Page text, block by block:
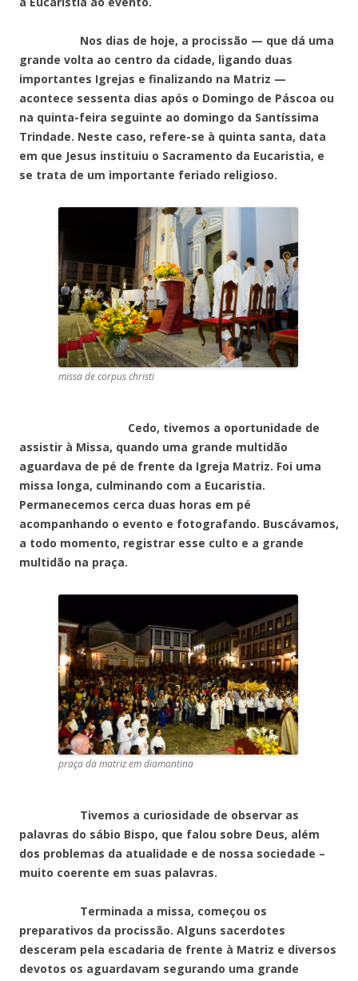
Nos dias de hoje, a procissão — que dá uma
grande volta ao centro da cidade, ligando duas
importantes Igrejas e finalizando na Matriz —
acontece sessenta dias após o Domingo de Páscoa ou
na quinta-feira seguinte ao domingo da Santíssima
Trindade. Neste caso, refere-se à quinta santa, data
em que Jesus instituiu o Sacramento da Eucaristia, e
se trata de um importante feriado religioso.
missa de corpus christi
Cedo, tivemos a oportunidade de
assistir à Missa, quando uma grande multidão
aguardava de pé de frente da Igreja Matriz. Foi uma
missa longa, culminando com a Eucaristia.
Permanecemos cerca duas horas em pé
acompanhando o evento e fotografando. Buscávamos,
a todo momento, registrar esse culto e a grande
multidão na praça.
praça da matriz em diamantina
Tivemos a curiosidade de observar as
palavras do sábio Bispo, que falou sobre Deus, além
dos problemas da atualidade e de nossa sociedade –
muito coerente em suas palavras.
Terminada a missa, começou os
preparativos da procissão. Alguns sacerdotes
desceram pela escadaria de frente à Matriz e diversos
devotos os aguardavam segurando uma grande